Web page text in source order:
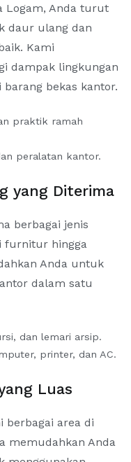
Logam, Anda turut
daur ulang dan
Kami
dampak lingkungan
bekas kantor.
praktik ramah
peralatan kantor.
yang Diterima
berbagai jenis
furnitur hingga
Anda untuk
dalam satu
dan lemari arsip.
printer, dan AC.
Luas
berbagai area di
memudahkan Anda